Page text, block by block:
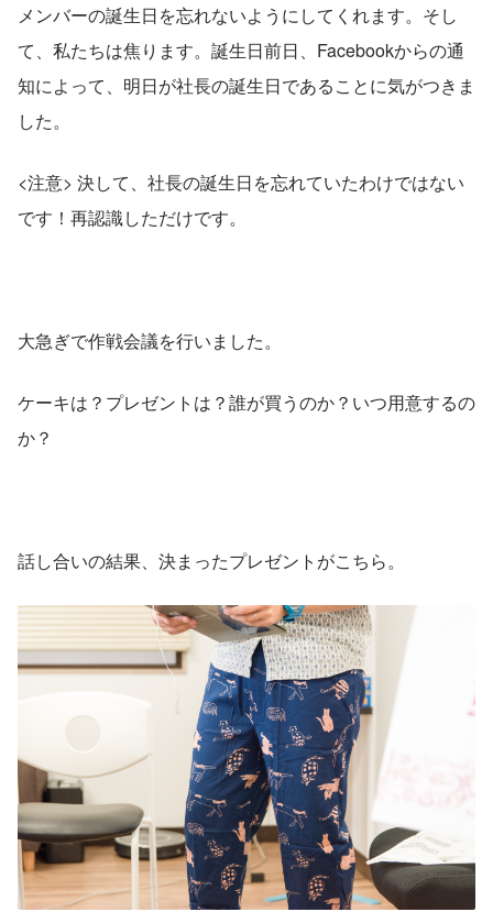
メンバーの誕生日を忘れないようにしてくれます。そし
て、私たちは焦ります。誕生日前日、Facebookからの通
知によって、明日が社長の誕生日であることに気がつきま
した。
<注意> 決して、社長の誕生日を忘れていたわけではない
です！再認識しただけです。
大急ぎで作戦会議を行いました。
ケーキは？プレゼントは？誰が買うのか？いつ用意するの
か？
話し合いの結果、決まったプレゼントがこちら。